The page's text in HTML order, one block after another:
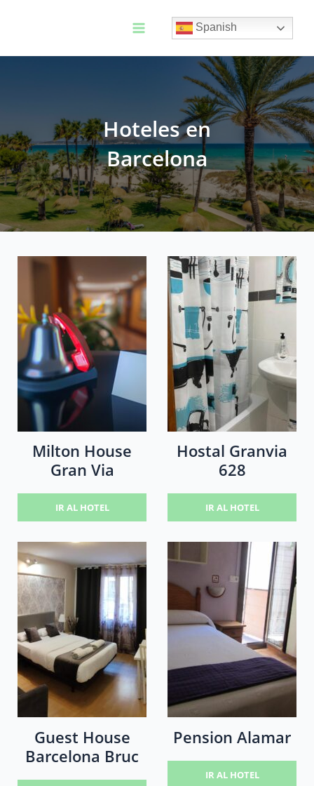
Main
Spanish
Hoteles en
Barcelona
Milton House
Gran Via
IR AL HOTEL
Hostal Granvia
628
IR AL HOTEL
Guest House
Barcelona Bruc
Pension Alamar
IR AL HOTEL